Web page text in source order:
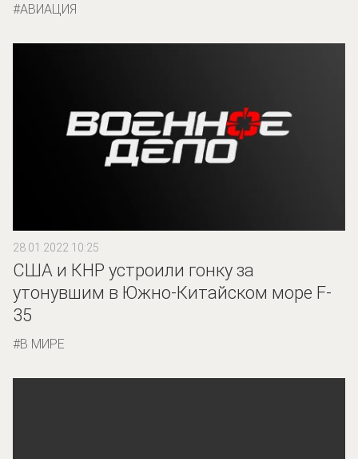
АВИАЦИЯ
28.01.2022 10:25
США и КНР устроили гонку за
утонувшим в Южно-Китайском море F-
35
В МИРЕ